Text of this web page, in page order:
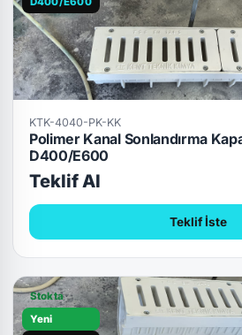
KTK-4040-PK-KK
Polimer Kanal Sonlandırma
D400/E600
Teklif Al
Teklif İste
Stokta
Yeni